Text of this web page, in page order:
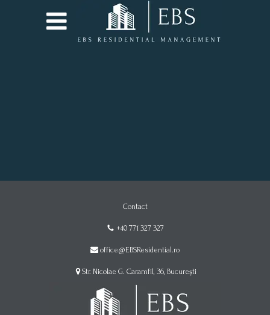
Contact
+40 771 327 327
office@EBSResidential.ro
Str. Nicolae G. Caramfil, 36, București